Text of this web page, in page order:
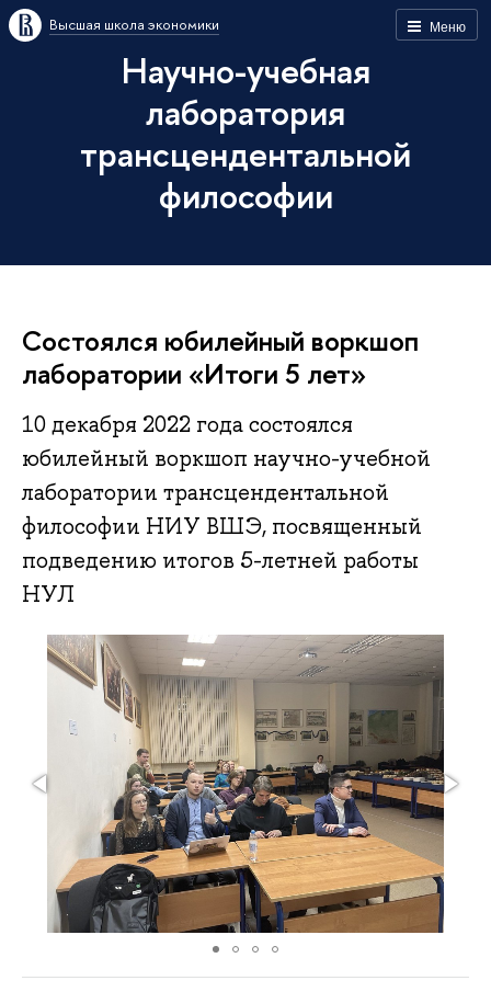
Меню
Высшая школа экономики
Научно-учебная
лаборатория
трансцендентальной
философии
​​Состоялся юбилейный воркшоп
лаборатории «Итоги 5 лет»
10 декабря 2022 года состоялся
юбилейный воркшоп научно-учебной
лаборатории трансцендентальной
философии НИУ ВШЭ, посвященный
подведению итогов 5-летней работы
НУЛ